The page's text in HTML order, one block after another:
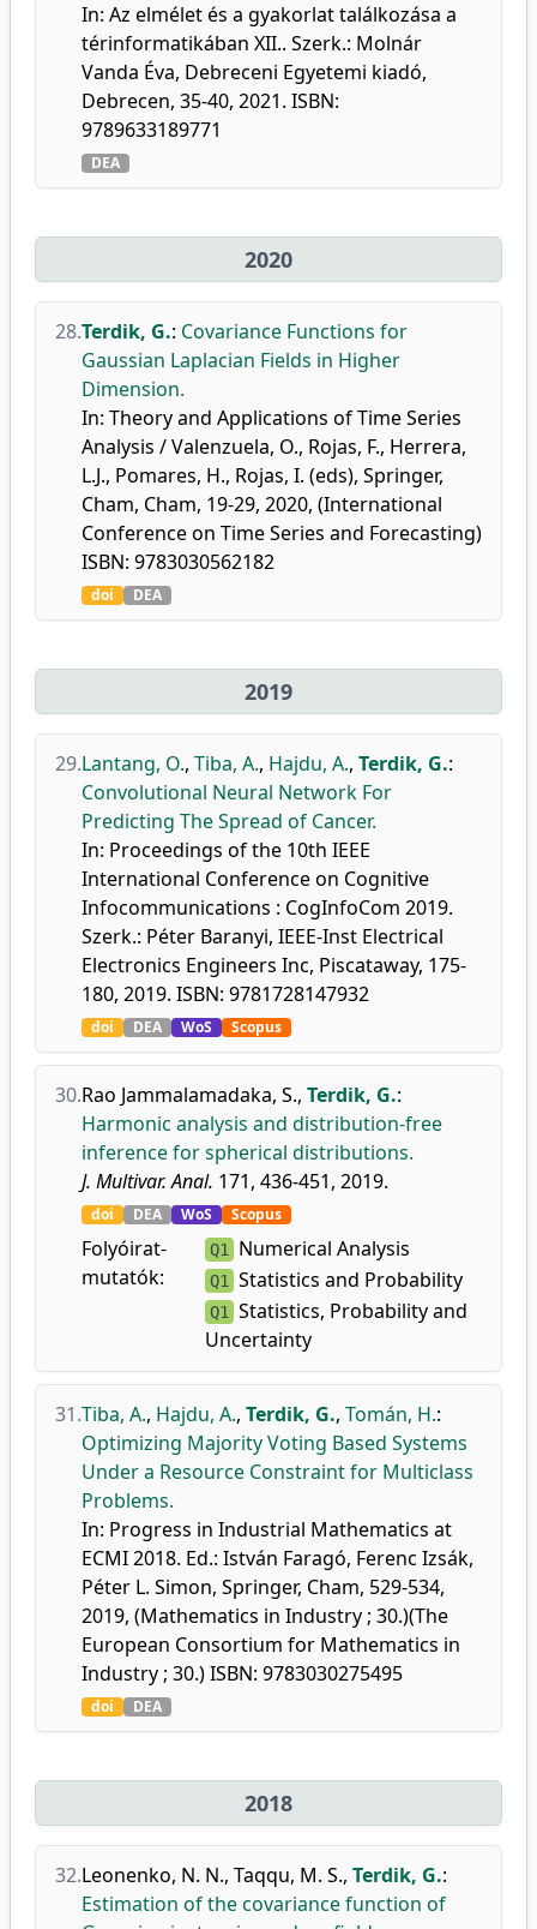
In: Az elmélet és a gyakorlat találkozása a
térinformatikában XII.. Szerk.: Molnár
Vanda Éva, Debreceni Egyetemi kiadó,
Debrecen, 35-40, 2021. ISBN:
9789633189771
DEA
2020
28.Terdik, G.: Covariance Functions for
Gaussian Laplacian Fields in Higher
Dimension.
In: Theory and Applications of Time Series
Analysis / Valenzuela, O., Rojas, F., Herrera,
L.J., Pomares, H., Rojas, I. (eds), Springer,
Cham, Cham, 19-29, 2020, (International
Conference on Time Series and Forecasting)
ISBN: 9783030562182
doi DEA
2019
29.Lantang, O., Tiba, A., Hajdu, A., Terdik, G.:
Convolutional Neural Network For
Predicting The Spread of Cancer.
In: Proceedings of the 10th IEEE
International Conference on Cognitive
Infocommunications : CogInfoCom 2019.
Szerk.: Péter Baranyi, IEEE-Inst Electrical
Electronics Engineers Inc, Piscataway, 175-
180, 2019. ISBN: 9781728147932
doi DEA WoS Scopus
30.Rao Jammalamadaka, S., Terdik, G.:
Harmonic analysis and distribution-free
inference for spherical distributions.
J. Multivar. Anal. 171, 436-451, 2019.
doi DEA WoS Scopus
Folyóirat-
mutatók:
Q1 Numerical Analysis
Q1 Statistics and Probability
Q1
Statistics, Probability and
Uncertainty
31.Tiba, A., Hajdu, A., Terdik, G., Tomán, H.:
Optimizing Majority Voting Based Systems
Under a Resource Constraint for Multiclass
Problems.
In: Progress in Industrial Mathematics at
ECMI 2018. Ed.: István Faragó, Ferenc Izsák,
Péter L. Simon, Springer, Cham, 529-534,
2019, (Mathematics in Industry ; 30.)(The
European Consortium for Mathematics in
Industry ; 30.) ISBN: 9783030275495
doi DEA
2018
32.Leonenko, N. N., Taqqu, M. S., Terdik, G.:
Estimation of the covariance function of